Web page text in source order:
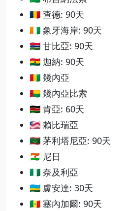
🇹🇩 查德: 90天
🇨🇮 象牙海岸: 90天
🇬🇲 甘比亞: 90天
🇬🇭 迦納: 90天
🇬🇳 幾內亞
🇬🇼 幾內亞比索
🇰🇪 肯亞: 60天
🇱🇷 賴比瑞亞
🇲🇷 茅利塔尼亞: 90天
🇳🇪 尼日
🇳🇬 奈及利亞
🇷🇼 盧安達: 30天
🇸🇳 塞內加爾: 90天